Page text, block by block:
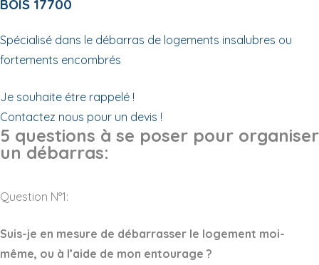
BOIS 17700
Spécialisé dans le débarras de logements insalubres ou
fortements encombrés
Je souhaite étre rappelé !
Contactez nous pour un devis !
5 questions à se poser pour organiser
un débarras:
Question N°1:
Suis-je en mesure de débarrasser le logement moi-
même, ou à l’aide de mon entourage ?